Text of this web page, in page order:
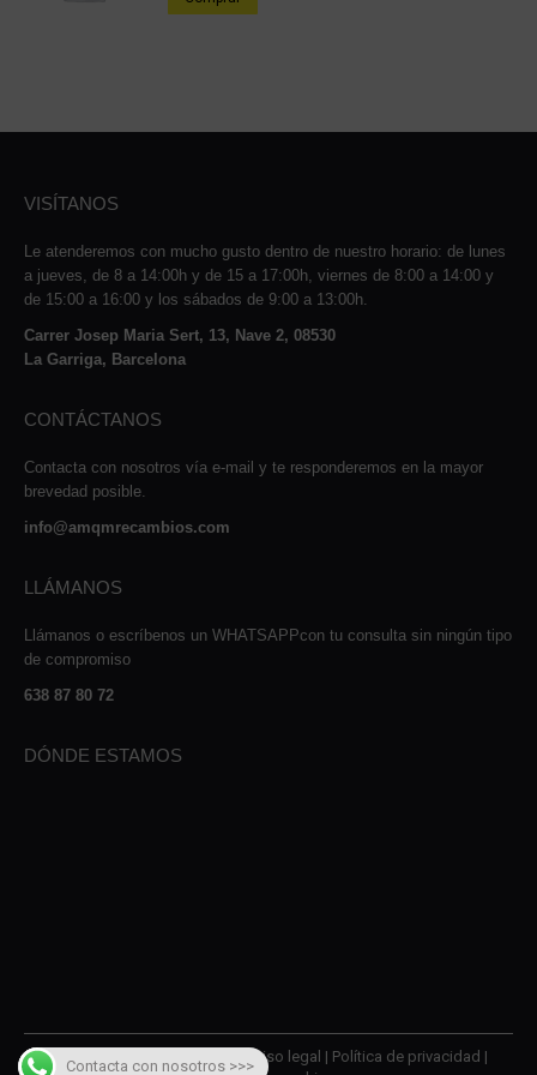
VISÍTANOS
Le atenderemos con mucho gusto dentro de nuestro horario: de lunes
a jueves, de 8 a 14:00h y de 15 a 17:00h, viernes de 8:00 a 14:00 y
de 15:00 a 16:00 y los sábados de 9:00 a 13:00h.
Carrer Josep Maria Sert, 13, Nave 2, 08530
La Garriga, Barcelona
CONTÁCTANOS
Contacta con nosotros vía e-mail y te responderemos en la mayor
brevedad posible.
info@amqmrecambios.com
LLÁMANOS
Llámanos o escríbenos un WHATSAPPcon tu consulta sin ningún tipo
de compromiso
638 87 80 72
DÓNDE ESTAMOS
© 2026 AMQM Recambios | Aviso legal | Política de privacidad |
Contacta con nosotros >>>